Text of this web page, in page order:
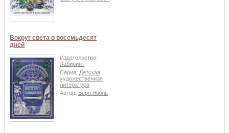
Вокруг света в восемьдесят
дней
Издательство:
Лабиринт
Серия: Детская
художественная
литература
Автор: Верн Жюль